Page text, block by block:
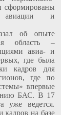
сформированы
авиации и
об опыте
область –
авиа- и
где была
кадров для
где по
впервые
БАС. В 17
уже ведется.
кадров на базе